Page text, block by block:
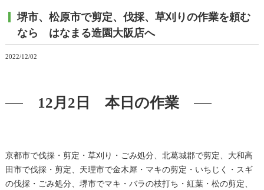
堺市、松原市で剪定、伐採、草刈りの作業を頼む
なら はなまる造園大阪店へ
2022/12/02
12月2日 本日の作業
京都市で伐採・剪定・草刈り・ごみ処分、北葛城郡で剪定、大和高
田市で伐採・剪定、天理市で金木犀・マキの剪定・いちじく・スギ
の伐採・ごみ処分、堺市でマキ・バラの枝打ち・紅葉・松の剪定、